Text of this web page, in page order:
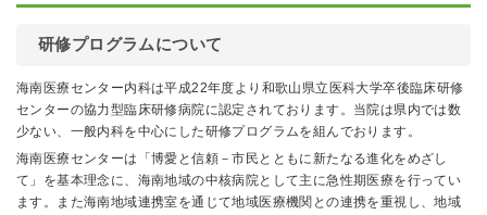
研修プログラムについて
海南医療センター内科は平成22年度より和歌山県立医科大学卒後臨床研修
センターの協力型臨床研修病院に認定されております。当院は県内では数
少ない、一般内科を中心にした研修プログラムを組んでおります。
海南医療センターは「博愛と信頼－市民とともに新たなる進化をめざし
て」を基本理念に、海南地域の中核病院として主に急性期医療を行ってい
ます。また海南地域連携室を通じて地域医療機関との連携を重視し、地域